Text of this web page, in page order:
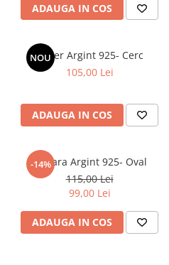
ADAUGA IN COS
NOU
Colier Argint 925- Cerc
105,00 Lei
ADAUGA IN COS
-14%
Bratara Argint 925- Oval
115,00 Lei
99,00 Lei
ADAUGA IN COS